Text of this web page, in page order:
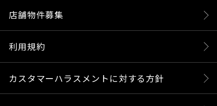
店舗物件募集
利用規約
カスタマーハラスメントに対する方針